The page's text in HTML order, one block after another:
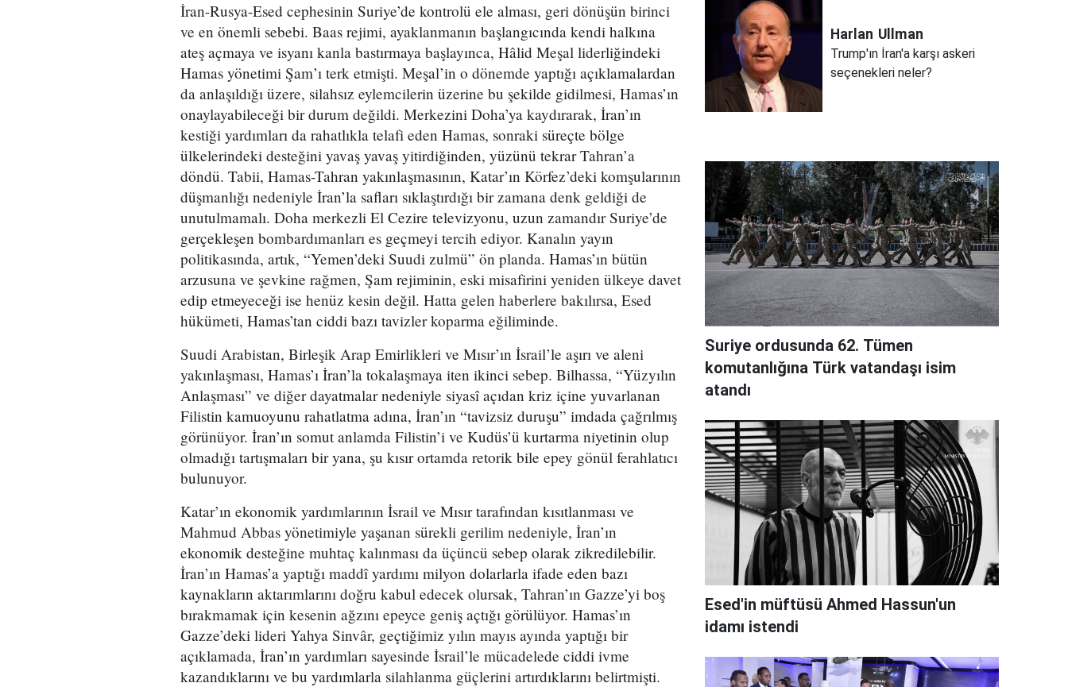
İran-Rusya-Esed cephesinin Suriye’de kontrolü ele alması, geri dönüşün birinci
ve en önemli sebebi. Baas rejimi, ayaklanmanın başlangıcında kendi halkına
ateş açmaya ve isyanı kanla bastırmaya başlayınca, Hâlid Meşal liderliğindeki
Hamas yönetimi Şam’ı terk etmişti. Meşal’in o dönemde yaptığı açıklamalardan
da anlaşıldığı üzere, silahsız eylemcilerin üzerine bu şekilde gidilmesi, Hamas’ın
onaylayabileceği bir durum değildi. Merkezini Doha’ya kaydırarak, İran’ın
kestiği yardımları da rahatlıkla telafi eden Hamas, sonraki süreçte bölge
ülkelerindeki desteğini yavaş yavaş yitirdiğinden, yüzünü tekrar Tahran’a
döndü. Tabii, Hamas-Tahran yakınlaşmasının, Katar’ın Körfez’deki komşularının
düşmanlığı nedeniyle İran’la safları sıklaştırdığı bir zamana denk geldiği de
unutulmamalı. Doha merkezli El Cezire televizyonu, uzun zamandır Suriye’de
gerçekleşen bombardımanları es geçmeyi tercih ediyor. Kanalın yayın
politikasında, artık, “Yemen’deki Suudi zulmü” ön planda. Hamas’ın bütün
arzusuna ve şevkine rağmen, Şam rejiminin, eski misafirini yeniden ülkeye davet
edip etmeyeceği ise henüz kesin değil. Hatta gelen haberlere bakılırsa, Esed
hükümeti, Hamas’tan ciddi bazı tavizler koparma eğiliminde.
Suudi Arabistan, Birleşik Arap Emirlikleri ve Mısır’ın İsrail’le aşırı ve aleni
yakınlaşması, Hamas’ı İran’la tokalaşmaya iten ikinci sebep. Bilhassa, “Yüzyılın
Anlaşması” ve diğer dayatmalar nedeniyle siyasî açıdan kriz içine yuvarlanan
Filistin kamuoyunu rahatlatma adına, İran’ın “tavizsiz duruşu” imdada çağrılmış
görünüyor. İran’ın somut anlamda Filistin’i ve Kudüs’ü kurtarma niyetinin olup
olmadığı tartışmaları bir yana, şu kısır ortamda retorik bile epey gönül ferahlatıcı
bulunuyor.
Katar’ın ekonomik yardımlarının İsrail ve Mısır tarafından kısıtlanması ve
Mahmud Abbas yönetimiyle yaşanan sürekli gerilim nedeniyle, İran’ın
ekonomik desteğine muhtaç kalınması da üçüncü sebep olarak zikredilebilir.
İran’ın Hamas’a yaptığı maddî yardımı milyon dolarlarla ifade eden bazı
kaynakların aktarımlarını doğru kabul edecek olursak, Tahran’ın Gazze’yi boş
bırakmamak için kesenin ağzını epeyce geniş açtığı görülüyor. Hamas’ın
Gazze’deki lideri Yahya Sinvâr, geçtiğimiz yılın mayıs ayında yaptığı bir
açıklamada, İran’ın yardımları sayesinde İsrail’le mücadelede ciddi ivme
kazandıklarını ve bu yardımlarla silahlanma güçlerini artırdıklarını belirtmişti.
Harlan Ullman
Trump'ın İran'a karşı askeri
seçenekleri neler?
Suriye ordusunda 62. Tümen
komutanlığına Türk vatandaşı isim
atandı
Esed'in müftüsü Ahmed Hassun'un
idamı istendi